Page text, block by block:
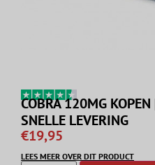
COBRA 120MG
SNELLE LEVERING
€19,95
LEES MEER OVER DIT PRODUCT